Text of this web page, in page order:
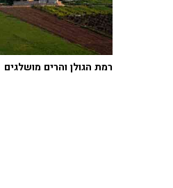
רמת הגולן והרים מושלגים